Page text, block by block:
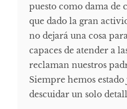
puesto como dama de
que dado la gran
no dejará una cosa
capaces de atender a
reclaman nuestros
Siempre hemos
descuidar un solo